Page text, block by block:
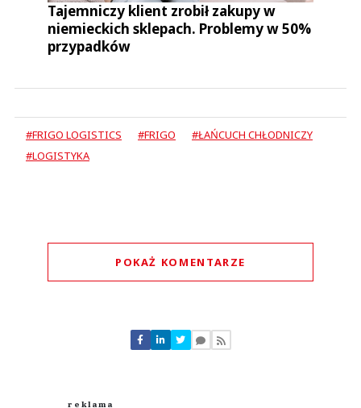
Tajemniczy klient zrobił zakupy w
niemieckich sklepach. Problemy w 50%
przypadków
#FRIGO LOGISTICS #FRIGO
#ŁAŃCUCH CHŁODNICZY
#LOGISTYKA
POKAŻ KOMENTARZE
Nie znaleziono komentarzy
Zostaw swoje komentarze